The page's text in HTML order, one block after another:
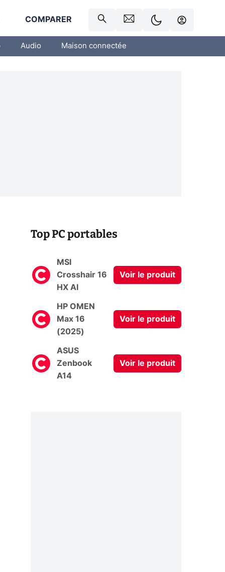
COMPARER
Audio Maison connectée
Top PC portables
MSI
Crosshair 16
HX AI
Voir le produit
HP OMEN
Max 16
(2025)
Voir le produit
ASUS
Zenbook
A14
Voir le produit